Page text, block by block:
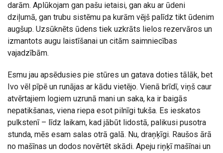
darām. Aplūkojam gan pašu ietaisi, gan aku ar ūdeni
dziļumā, gan trubu sistēmu pa kurām vējš palīdz tikt ūdenim
augšup. Uzsūknēts ūdens tiek uzkrāts lielos rezervāros un
izmantots augu laistīšanai un citām saimniecības
vajadzībām.
Esmu jau apsēdusies pie stūres un gatava doties tālāk, bet
Ivo vēl pīpē un runājas ar kādu vietējo. Vienā brīdī, viņš caur
atvērtajiem logiem uzrunā mani un saka, ka ir baigās
nepatikšanas, viena riepa esot pilnīgi tukša. Es ieskatos
pulkstenī – līdz laikam, kad jābūt lidostā, palikusi pusotra
stunda, mēs esam salas otrā galā. Nu, draņķīgi. Raušos ārā
no mašīnas un dodos novērtēt skādi. Apeju riņķī mašīnai un